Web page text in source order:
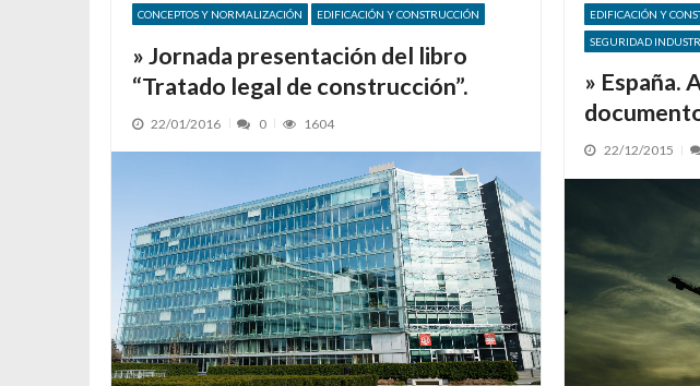
CONCEPTOS Y NORMALIZACIÓN EDIFICACIÓN Y CONSTRUCCIÓN
» Jornada presentación del libro
“Tratado legal de construcción”.
22/01/2016 0 1604
EDIFICACIÓN Y
SEGURIDAD
» España.
22/12/2015